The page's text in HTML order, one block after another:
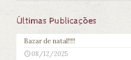
Últimas Publicações
Bazar de natal!!!!!
08/12/2025